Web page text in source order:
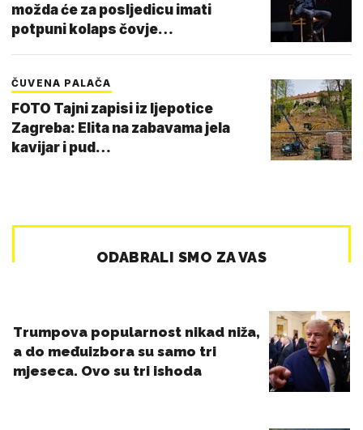
možda će za posljedicu imati
potpuni kolaps čovje…
ČUVENA PALAČA
FOTO Tajni zapisi iz ljepotice
Zagreba: Elita na zabavama jela
kavijar i pud…